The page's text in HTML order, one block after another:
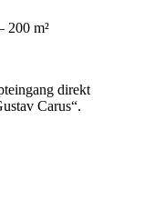
200 m²
direkt
Carus“.